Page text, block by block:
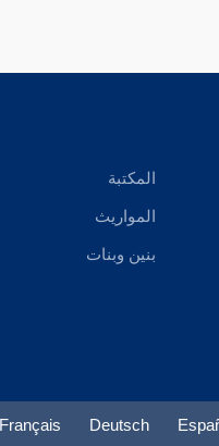
بذي الحليفة
عن لبس القميص للمحرم
المكتبة
المواريث
بنين وبنات
Deutsch
Français